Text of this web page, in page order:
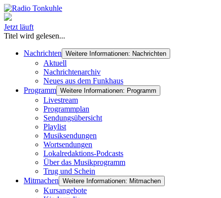
Jetzt läuft
Titel wird gelesen...
Nachrichten Weitere Informationen: Nachrichten
Aktuell
Nachrichtenarchiv
Neues aus dem Funkhaus
Programm Weitere Informationen: Programm
Livestream
Programmplan
Sendungsübersicht
Playlist
Musiksendungen
Wortsendungen
Lokalredaktions-Podcasts
Über das Musikprogramm
Trug und Schein
Mitmachen Weitere Informationen: Mitmachen
Kursangebote